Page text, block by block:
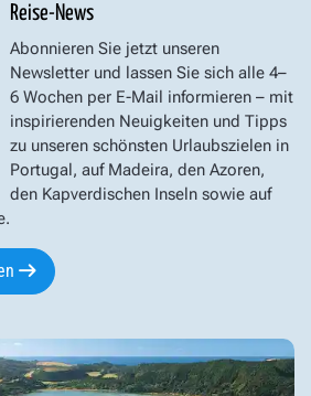
Reise-News
Abonnieren Sie jetzt unseren
Newsletter und lassen Sie sich alle 4–
6 Wochen per E-Mail informieren – mit
inspirierenden Neuigkeiten und Tipps
zu unseren schönsten Urlaubszielen in
Portugal, auf Madeira, den Azoren,
den Kapverdischen Inseln sowie auf